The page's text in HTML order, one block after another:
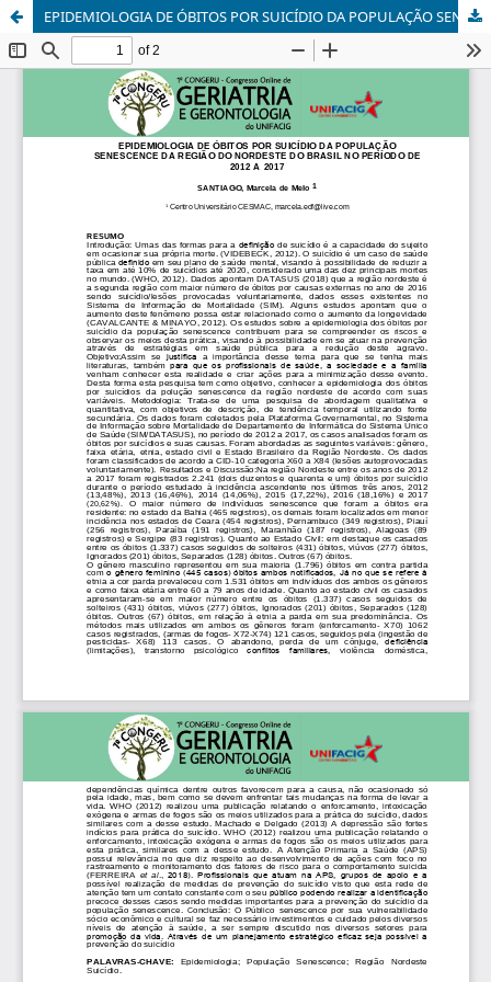
EPIDEMIOLOGIA DE ÓBITOS POR SUICÍDIO DA POPULAÇÃO SENESCENCE DA REGIÃO DO NORDESTE DO BRASIL NO PERÍODO DE 2012 A 2017